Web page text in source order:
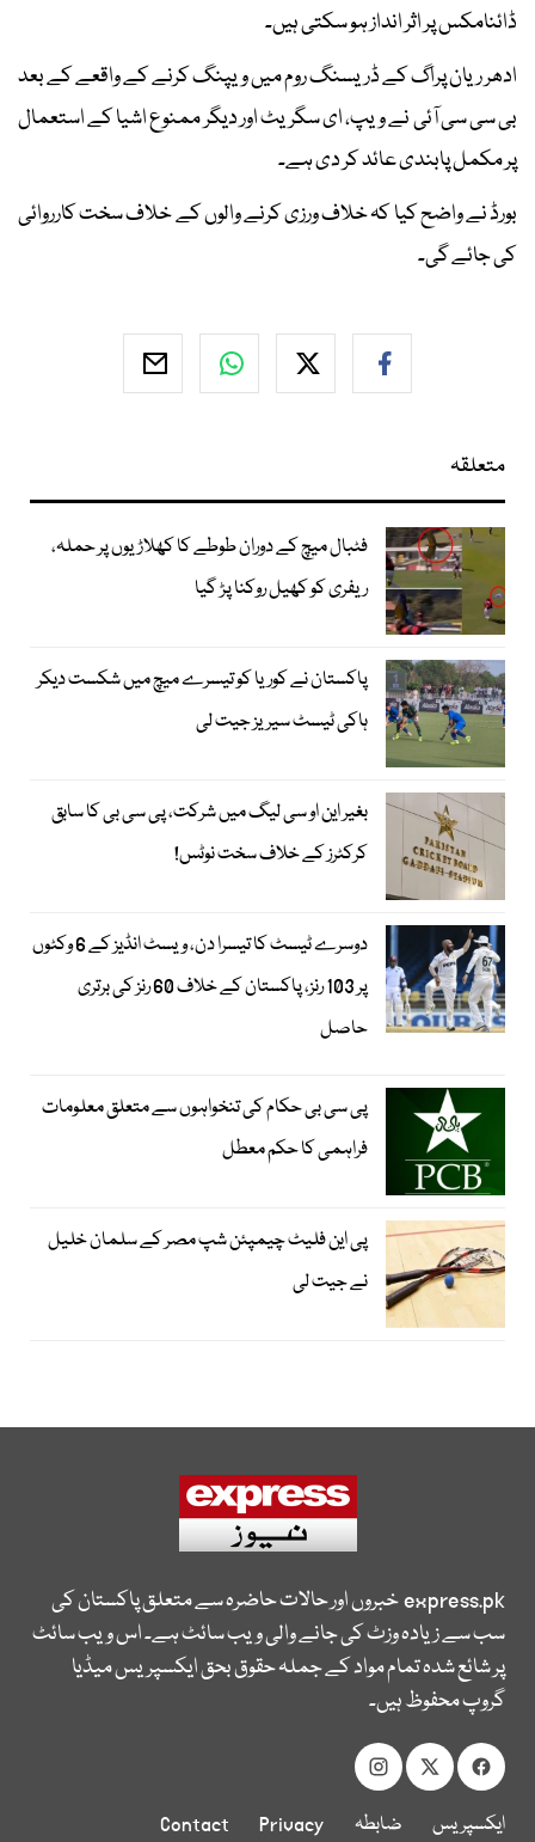
ڈائنامکس پر اثر انداز ہو سکتی ہیں۔
ادھر ریان پراگ کے ڈریسنگ روم میں ویپنگ کرنے کے واقعے کے بعد
بی سی سی آئی نے ویپ، ای سگریٹ اور دیگر ممنوع اشیا کے استعمال
پر مکمل پابندی عائد کر دی ہے۔
بورڈ نے واضح کیا کہ خلاف ورزی کرنے والوں کے خلاف سخت کارروائی
کی جائے گی۔
متعلقہ
فٹبال میچ کے دوران طوطے کا کھلاڑیوں پر حملہ،
ریفری کو کھیل روکنا پڑ گیا
پاکستان نے کوریا کو تیسرے میچ میں شکست دیکر
ہاکی ٹیسٹ سیریز جیت لی
بغیر این او سی لیگ میں شرکت، پی سی بی کا سابق
کرکٹرز کے خلاف سخت نوٹس!
دوسرے ٹیسٹ کا تیسرا دن، ویسٹ انڈیز کے 6 وکٹوں
پر 103 رنز، پاکستان کے خلاف 60 رنز کی برتری
حاصل
پی سی بی حکام کی تنخواہوں سے متعلق معلومات
فراہمی کا حکم معطل
پی این فلیٹ چیمپئن شپ مصر کے سلمان خلیل
نے جیت لی
express.pkخبروں اور حالات حاضرہ سے متعلق پاکستان کی
سب سے زیادہ وزٹ کی جانے والی ویب سائٹ ہے۔ اس ویب سائٹ
پر شائع شدہ تمام مواد کے جملہ حقوق بحق ایکسپریس میڈیا
گروپ محفوظ ہیں۔
ایکسپریس
ضابطہ
Privacy
Contact